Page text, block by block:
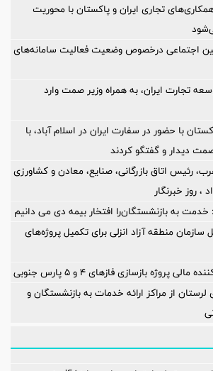
تجاری ایران و پاکستان با محوریت
اجتماعی درخصوص وضعیت فعالیت سامانه‌های
تجارت ایران، به همراه وزیر صمت وارد
با حضور در سفارت ایران در اسلام آباد، با
ديدار و گفتگو كردند
رئیس اتاق بازرگانی، صنایع، معادن و کشاورزی
به بازنشستگان‌را افتخار بیمه دی می دانیم
منطقه آزاد انزلی برای تكمیل پروژه‌های
پروژه بازسازی فازهای ۴ و ۵ پارس جنوبی
لرستان از مراکز ارائه خدمات به بازنشستگان و